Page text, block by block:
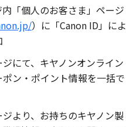
「個人のお客さま」ページ
）に「Canon ID」によ
にて、キヤノンオンライン
ン・ポイント情報を一括で
より、お持ちのキヤノン製